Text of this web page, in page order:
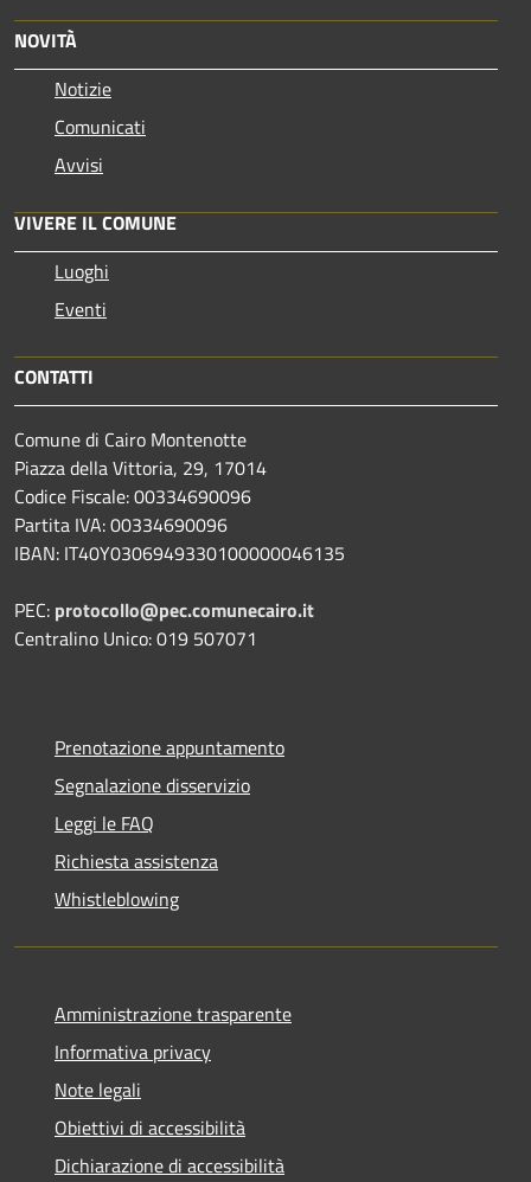
NOVITÀ
Notizie
Comunicati
Avvisi
VIVERE IL COMUNE
Luoghi
Eventi
CONTATTI
Comune di Cairo Montenotte
Piazza della Vittoria, 29, 17014
Codice Fiscale: 00334690096
Partita IVA: 00334690096
IBAN: IT40Y0306949330100000046135
PEC: protocollo@pec.comunecairo.it
Centralino Unico: 019 507071
Prenotazione appuntamento
Segnalazione disservizio
Leggi le FAQ
Richiesta assistenza
Whistleblowing
Amministrazione trasparente
Informativa privacy
Note legali
Obiettivi di accessibilità
Dichiarazione di accessibilità